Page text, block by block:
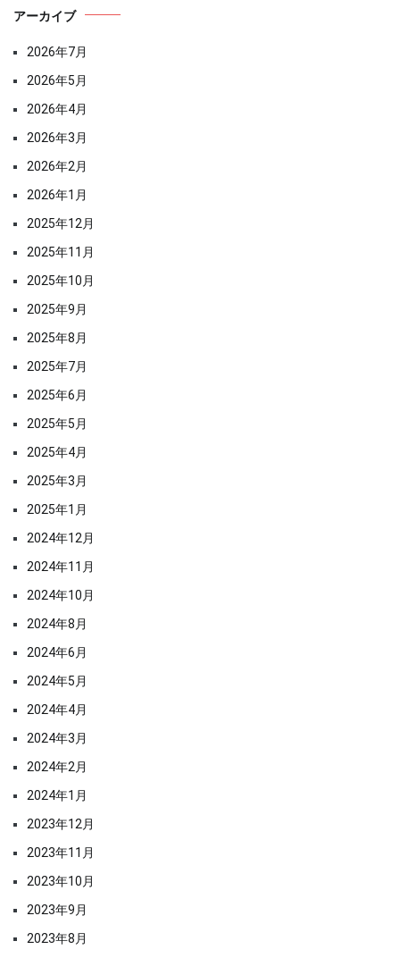
アーカイブ
2026年7月
2026年5月
2026年4月
2026年3月
2026年2月
2026年1月
2025年12月
2025年11月
2025年10月
2025年9月
2025年8月
2025年7月
2025年6月
2025年5月
2025年4月
2025年3月
2025年1月
2024年12月
2024年11月
2024年10月
2024年8月
2024年6月
2024年5月
2024年4月
2024年3月
2024年2月
2024年1月
2023年12月
2023年11月
2023年10月
2023年9月
2023年8月